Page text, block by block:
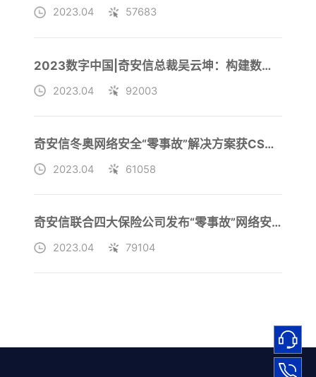
2023.04 57683
2023数字中国|奇安信总裁吴云坤：构建数字安全屏障要以“零事故”为目标
2023.04 92003
奇安信冬奥网络安全“零事故”解决方案获CSA2022安全磐石奖
2023.04 61058
奇安信联合四大保险公司发布“零事故”网络安全保障险
2023.04 79104